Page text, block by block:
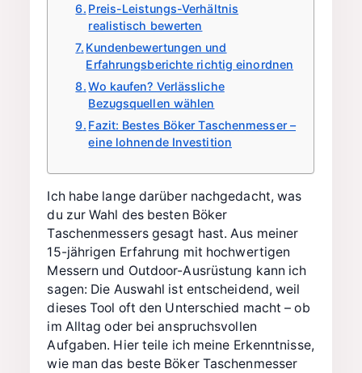
Preis-Leistungs-Verhältnis
realistisch bewerten
Kundenbewertungen und
Erfahrungsberichte richtig einordnen
Wo kaufen? Verlässliche
Bezugsquellen wählen
Fazit: Bestes Böker Taschenmesser –
eine lohnende Investition
Ich habe lange darüber nachgedacht, was
du zur Wahl des besten Böker
Taschenmessers gesagt hast. Aus meiner
15-jährigen Erfahrung mit hochwertigen
Messern und Outdoor-Ausrüstung kann ich
sagen: Die Auswahl ist entscheidend, weil
dieses Tool oft den Unterschied macht – ob
im Alltag oder bei anspruchsvollen
Aufgaben. Hier teile ich meine Erkenntnisse,
wie man das beste Böker Taschenmesser